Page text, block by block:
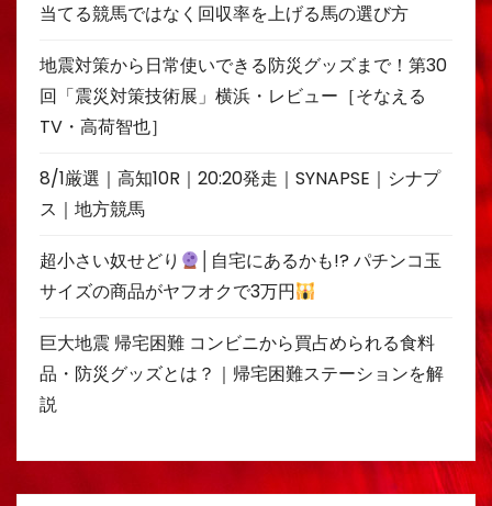
当てる競馬ではなく回収率を上げる馬の選び方
地震対策から日常使いできる防災グッズまで！第30
回「震災対策技術展」横浜・レビュー［そなえる
TV・高荷智也］
8/1厳選｜高知10R｜20:20発走｜SYNAPSE｜シナプ
ス｜地方競馬
超小さい奴せどり
│自宅にあるかも!? パチンコ玉
サイズの商品がヤフオクで3万円
巨大地震 帰宅困難 コンビニから買占められる食料
品・防災グッズとは？｜帰宅困難ステーションを解
説